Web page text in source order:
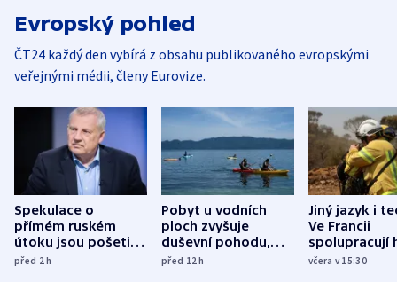
Evropský pohled
ČT24 každý den vybírá z obsahu publikovaného evropskými
veřejnými médii, členy Eurovize.
Spekulace o
přímém ruském
útoku jsou pošetilé,
míní estonský
před 2h
Pobyt u vodních
ploch zvyšuje
duševní pohodu,
ukázala
před 12h
Jiný jazyk i
Ve Francii
spolupracují
různých zemí
včera v 15:30